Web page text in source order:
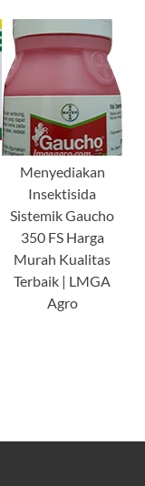
Menyediakan
Insektisida
Sistemik Gaucho
350 FS Harga
Murah Kualitas
Terbaik | LMGA
Agro